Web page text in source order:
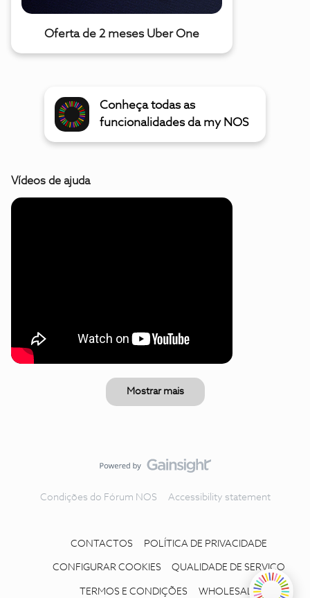
Oferta de 2 meses Uber One
Conheça todas as
funcionalidades da my NOS
Vídeos de ajuda
Mostrar mais
Condições do Fórum NOS Accessibility statement
CONTACTOS POLÍTICA DE PRIVACIDADE
CONFIGURAR COOKIES QUALIDADE DE SERVIÇO
TERMOS E CONDIÇÕES WHOLESALE